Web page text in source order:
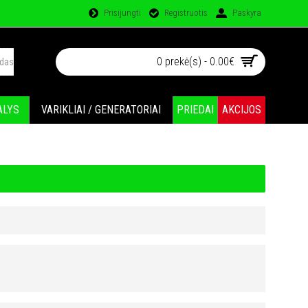
Prisijungti Registruotis Paskyra
0 prekė(s) - 0.00€
VARIKLIAI / GENERATORIAI PRIEDAI AKCIJOS